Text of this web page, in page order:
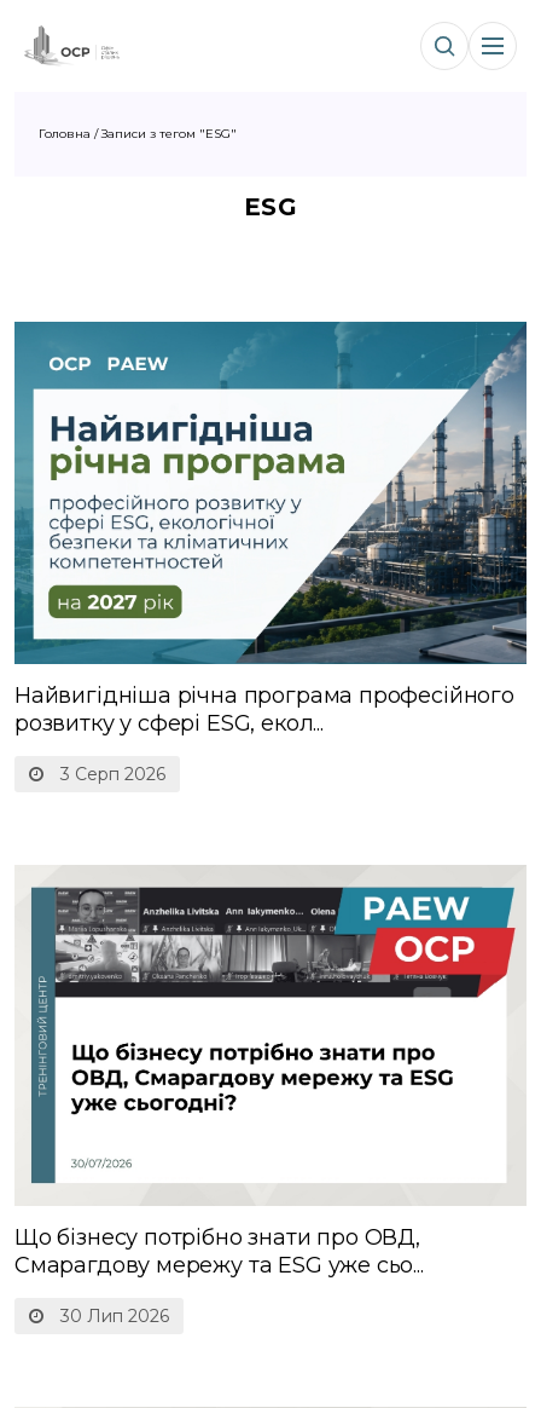
Головна /Записи з тегом "ESG"
ESG
3 Серп 2026
Найвигідніша річна програма професійного
розвитку у сфері ESG, екол...
30 Лип 2026
Що бізнесу потрібно знати про ОВД,
Смарагдову мережу та ESG уже сьо...